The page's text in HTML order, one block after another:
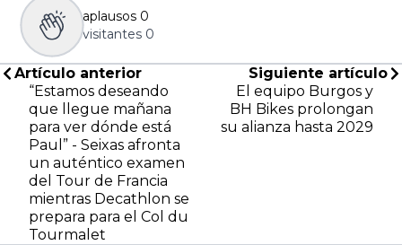
aplausos 0
visitantes 0
Artículo anterior
“Estamos deseando
que llegue mañana
para ver dónde está
Paul” - Seixas afronta
un auténtico examen
del Tour de Francia
mientras Decathlon se
prepara para el Col du
Tourmalet
Siguiente artículo
El equipo Burgos y
BH Bikes prolongan
su alianza hasta 2029